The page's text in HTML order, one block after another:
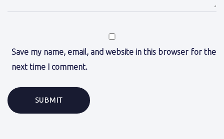
Save my name, email, and website in this browser for the
next time I comment.